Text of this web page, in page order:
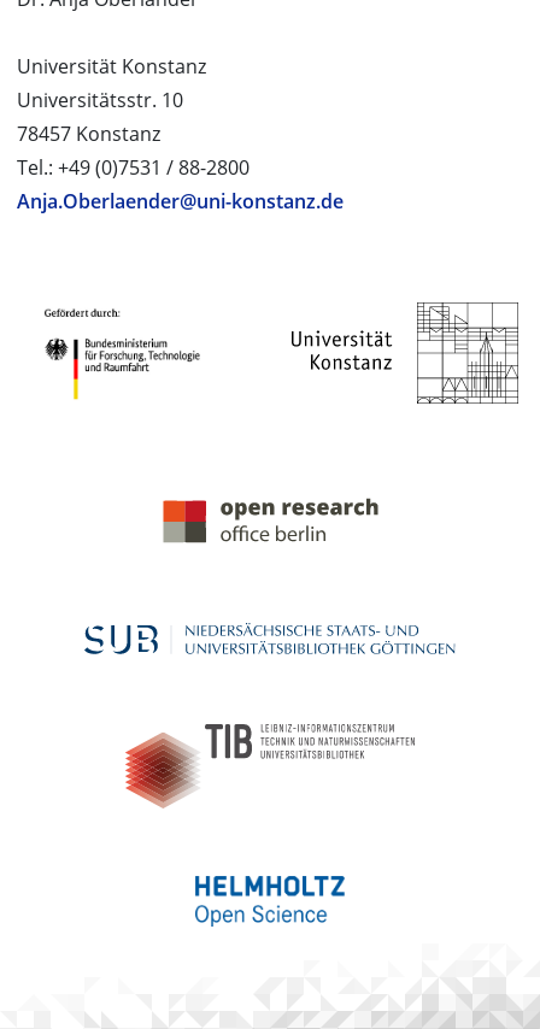
Universität Konstanz
Universitätsstr. 10
78457 Konstanz
Tel.: +49 (0)7531 / 88-2800
Anja.Oberlaender@uni-konstanz.de